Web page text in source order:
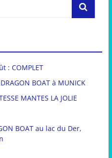
: COMPLET
BOAT à MUNICK
MANTES LA JOLIE
BOAT au lac du Der,